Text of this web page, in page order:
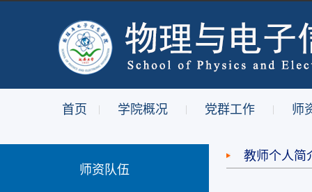
首页 | 学院概况 | 党群工作 | 师
师资队伍
教师个人简